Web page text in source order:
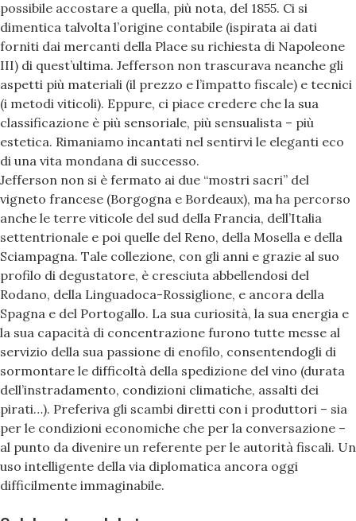
possibile accostare a quella, più nota, del 1855. Ci si
dimentica talvolta l’origine contabile (ispirata ai dati
forniti dai mercanti della Place su richiesta di Napoleone
III) di quest’ultima. Jefferson non trascurava neanche gli
aspetti più materiali (il prezzo e l’impatto fiscale) e tecnici
(i metodi viticoli). Eppure, ci piace credere che la sua
classificazione è più sensoriale, più sensualista – più
estetica. Rimaniamo incantati nel sentirvi le eleganti eco
di una vita mondana di successo.
Jefferson non si è fermato ai due “mostri sacri” del
vigneto francese (Borgogna e Bordeaux), ma ha percorso
anche le terre viticole del sud della Francia, dell’Italia
settentrionale e poi quelle del Reno, della Mosella e della
Sciampagna. Tale collezione, con gli anni e grazie al suo
profilo di degustatore, è cresciuta abbellendosi del
Rodano, della Linguadoca-Rossiglione, e ancora della
Spagna e del Portogallo. La sua curiosità, la sua energia e
la sua capacità di concentrazione furono tutte messe al
servizio della sua passione di enofilo, consentendogli di
sormontare le difficoltà della spedizione del vino (durata
dell’instradamento, condizioni climatiche, assalti dei
pirati…). Preferiva gli scambi diretti con i produttori – sia
per le condizioni economiche che per la conversazione –
al punto da divenire un referente per le autorità fiscali. Un
uso intelligente della via diplomatica ancora oggi
difficilmente immaginabile.